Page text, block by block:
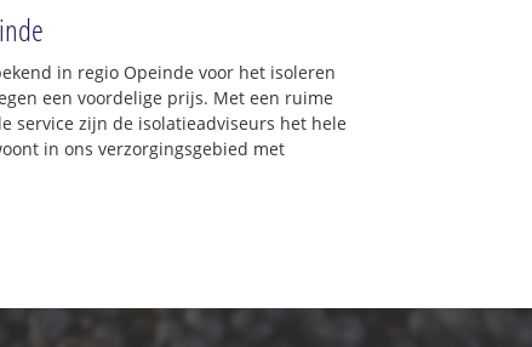
in regio Opeinde voor het isoleren
een voordelige prijs. Met een ruime
service zijn de isolatieadviseurs het hele
in ons verzorgingsgebied met